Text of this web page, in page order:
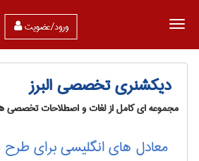
ورود/عضویت
دیکشنری تخصصی البرز
مجموعه ای کامل از لغات و اصطلاحات تخصصی
معادل های انگلیسی برای طرح